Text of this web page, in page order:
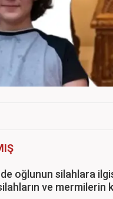
oğlunun silahlara
silahların ve